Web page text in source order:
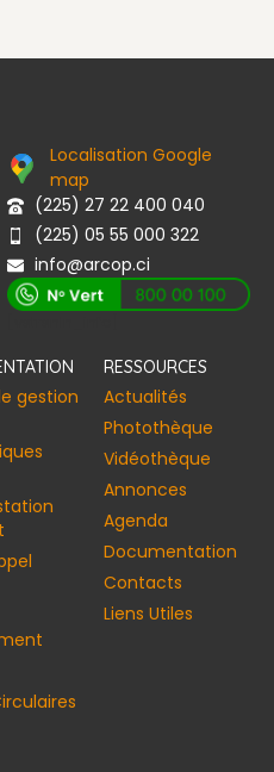
Localisation Google
map
(225) 27 22 400 040
(225) 05 55 000 322
info@arcop.ci
gestion
RESSOURCES
Actualités
Photothèque
Vidéothèque
Annonces​
Agenda
Documentation
Contacts
Liens Utiles